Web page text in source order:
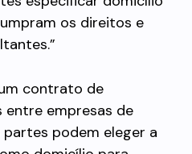
os direitos e
contrato de
empresas de
podem eleger a